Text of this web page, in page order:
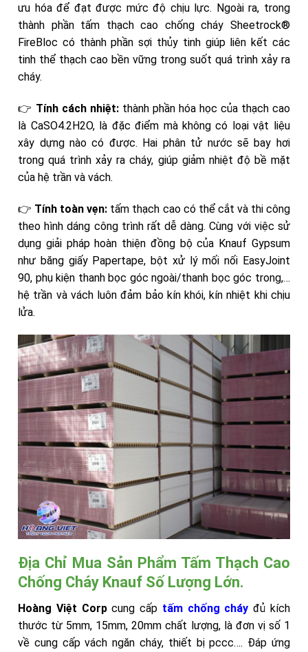
ưu hóa để đạt được mức độ chịu lực. Ngoài ra, trong
thành phần tấm thạch cao chống cháy Sheetrock®
FireBloc có thành phần sợi thủy tinh giúp liên kết các
tinh thể thạch cao bền vững trong suốt quá trình xảy ra
cháy.
👉 Tính cách nhiệt: thành phần hóa học của thạch cao
là CaSO4.2H2O, là đặc điểm mà không có loại vật liệu
xây dựng nào có được. Hai phân tử nước sẽ bay hơi
trong quá trình xảy ra cháy, giúp giảm nhiệt độ bề mặt
của hệ trần và vách.
👉 Tính toàn vẹn: tấm thạch cao có thể cắt và thi công
theo hình dáng công trình rất dễ dàng. Cùng với việc sử
dụng giải pháp hoàn thiện đồng bộ của Knauf Gypsum
như băng giấy Papertape, bột xử lý mối nối EasyJoint
90, phụ kiện thanh bọc góc ngoài/thanh bọc góc trong,…
hệ trần và vách luôn đảm bảo kín khói, kín nhiệt khi chịu
lửa.
Địa Chỉ Mua Sản Phẩm Tấm Thạch Cao
Chống Cháy Knauf Số Lượng Lớn.
Hoàng Việt Corpcung cấp tấm chống cháy đủ kích
thước từ 5mm, 15mm, 20mm chất lượng, là đơn vị số 1
về cung cấp vách ngăn cháy, thiết bị pccc…. Đáp ứng